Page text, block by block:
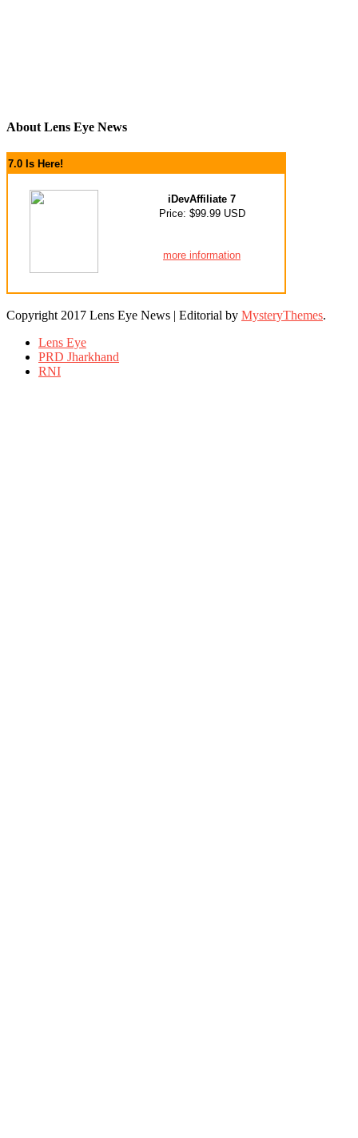
About Lens Eye News
7.0 Is Here!
iDevAffiliate 7
Price: $99.99 USD
more information
Copyright 2017 Lens Eye News | Editorial by MysteryThemes.
Lens Eye
PRD Jharkhand
RNI